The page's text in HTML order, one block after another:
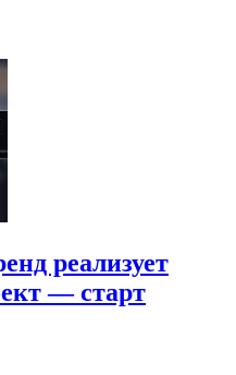
реализует
— старт